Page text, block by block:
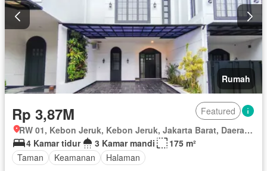
Rumah
Rp 3,87M
Featured
RW 01, Kebon Jeruk, Kebon Jeruk, Jakarta Barat, Daerah Khusus Ibukota Jakarta
4 Kamar tidur
3 Kamar mandi
175 m²
Taman
Keamanan Halaman